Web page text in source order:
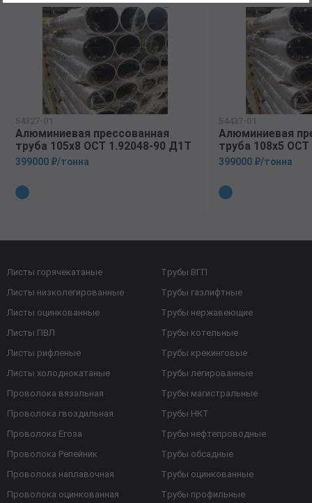
54327-01
Алюминиевая прессованная
труба 105х8 ОСТ 1.92048-90 Д1Т
399000 ₽/тонна
54437-01
Алюминиевая
труба 108х5
399000 ₽/тонна
Листы горячекатаные
Листы низколегированные
Листы оцинкованные
Листы ПВЛ
Листы рифленые
Листы холоднокатаные
Проволока вязальная
Проволока гвоздильная
Проволока Егоза
Проволока Репейник
Проволока наплавочная
Проволока оцинкованная
Трубы ВГП
Трубы газлифтные
Трубы нержавеющие
Трубы котельные
Трубы крекинговые
Трубы легированные
Трубы магистральные
Трубы НКТ
Трубы нефтепроводные
Трубы обсадные
Трубы оцинкованные
Трубы профильные